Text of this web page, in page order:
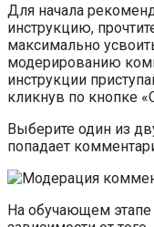
Для начала
инструкцию,
максимально
модерированию
инструкции
кликнув по кнопке
Выберите один из
попадает
На обучающем этапе